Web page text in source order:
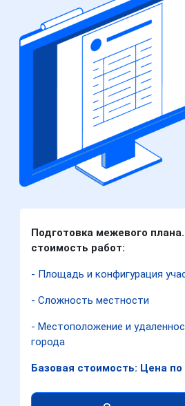
Подготовка межевого
стоимость работ:
- Площадь и конфигурация
- Сложность местности
- Местоположение и
города
Базовая стоимость: Цена по